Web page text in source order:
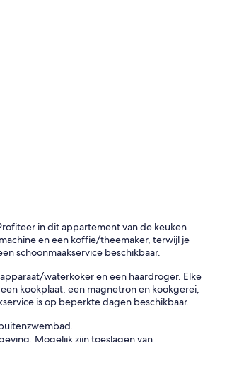
in dit appartement van de keuken
en een koffie/theemaker, terwijl je
schoonmaakservice beschikbaar.
waterkoker en een haardroger. Elke
kookplaat, een magnetron en kookgerei,
is op beperkte dagen beschikbaar.
Mogelijk zijn toeslagen van